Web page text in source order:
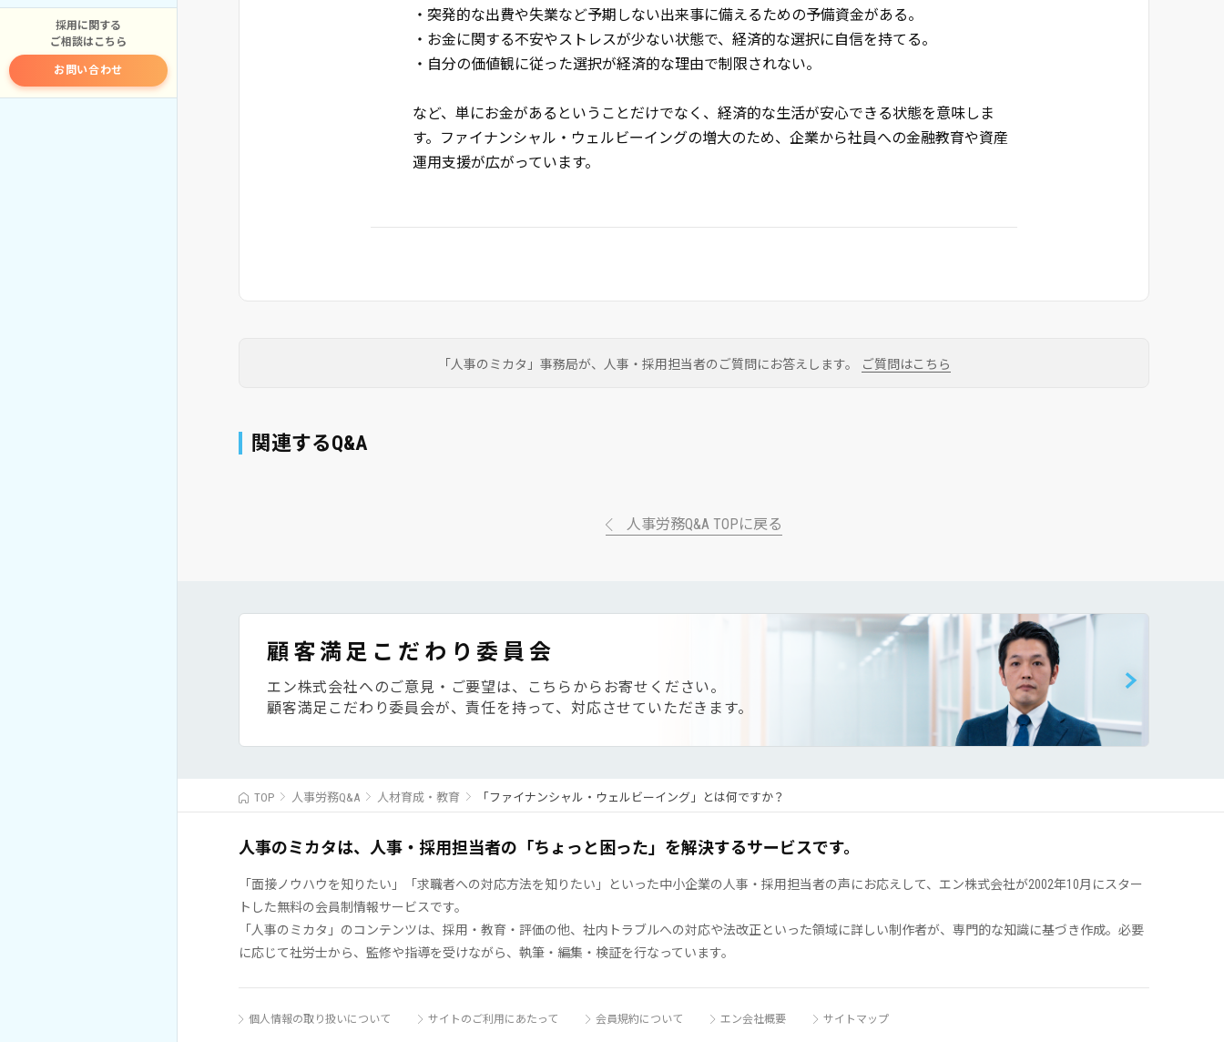
採用に関する
ご相談はこちら
お問い合わせ
・突発的な出費や失業など予期しない出来事に備えるための予備資金がある。
・お金に関する不安やストレスが少ない状態で、経済的な選択に自信を持てる。
・自分の価値観に従った選択が経済的な理由で制限されない。
など、単にお金があるということだけでなく、経済的な生活が安心できる状態を意味しま
す。ファイナンシャル・ウェルビーイングの増大のため、企業から社員への金融教育や資産
運用支援が広がっています。
「人事のミカタ」事務局が、 人事・採用担当者のご質問にお答えします。 ご質問はこちら
関連するQ&A
人事労務Q&A TOPに戻る
顧客満足こだわり委員会
エン株式会社へのご意見・ご要望は、こちらからお寄せください。
顧客満足こだわり委員会が、責任を持って、対応させていただきます。
TOP 人事労務Q&A 人材育成・教育 「ファイナンシャル・ウェルビーイング」とは何ですか？
人事のミカタは、人事・採用担当者の「ちょっと困った」を解決するサービスです。
「面接ノウハウを知りたい」「求職者への対応方法を知りたい」といった中小企業の人事・採用担当者の声にお応えして、エン株式会社が2002年10月にスター
トした無料の会員制情報サービスです。
「人事のミカタ」のコンテンツは、採用・教育・評価の他、社内トラブルへの対応や法改正といった領域に詳しい制作者が、専門的な知識に基づき作成。必要
に応じて社労士から、監修や指導を受けながら、執筆・編集・検証を行なっています。
個人情報の取り扱いについて サイトのご利用にあたって 会員規約について エン会社概要 サイトマップ